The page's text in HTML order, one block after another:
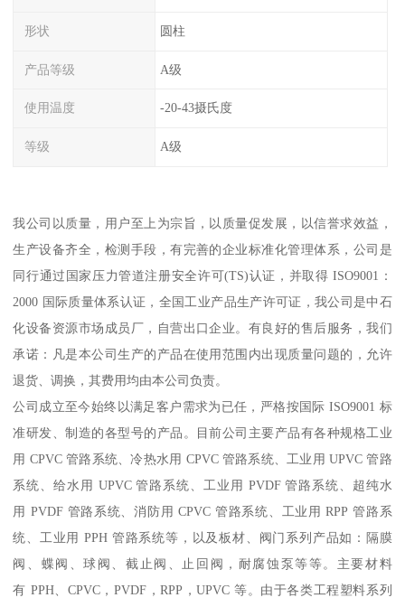
形状 圆柱
产品等级 A级
使用温度 -20-43摄氏度
等级 A级
我公司以质量，用户至上为宗旨，以质量促发展，以信誉求效益，
生产设备齐全，检测手段，有完善的企业标准化管理体系，公司是
同行通过国家压力管道注册安全许可(TS)认证，并取得 ISO9001：
2000 国际质量体系认证，全国工业产品生产许可证，我公司是中石
化设备资源市场成员厂，自营出口企业。有良好的售后服务，我们
承诺：凡是本公司生产的产品在使用范围内出现质量问题的，允许
退货、调换，其费用均由本公司负责。
公司成立至今始终以满足客户需求为已任，严格按国际 ISO9001 标
准研发、制造的各型号的产品。目前公司主要产品有各种规格工业
用 CPVC 管路系统、冷热水用 CPVC 管路系统、工业用 UPVC 管路
系统、给水用 UPVC 管路系统、工业用 PVDF 管路系统、超纯水
用 PVDF 管路系统、消防用 CPVC 管路系统、工业用 RPP 管路系
统、工业用 PPH 管路系统等，以及板材、阀门系列产品如：隔膜
阀、蝶阀、球阀、截止阀、止回阀，耐腐蚀泵等等。主要材料
有 PPH、CPVC，PVDF，RPP，UPVC 等。由于各类工程塑料系列